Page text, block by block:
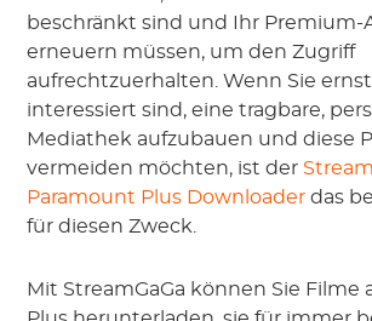
beschränkt sind und Ihr
erneuern müssen, um den Zugriff
aufrechtzuerhalten. Wenn Sie
interessiert sind, eine tragbare,
Mediathek aufzubauen und diese
vermeiden möchten, ist der
Paramount Plus Downloader das
für diesen Zweck.
Mit StreamGaGa können Sie Filme